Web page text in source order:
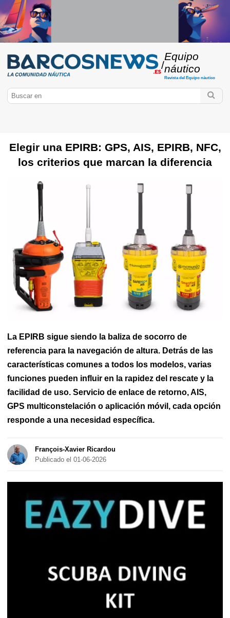
/
Equipo
náutico
Revista del Equipo náutico
BarcosNews.es
Cultura náutica
Electrónica marina
Amarre
Chaleco salvavidas
Vela mayor Aparejos
Lámpara frontal
Seguridad marítima Shipchandler
Elegir una EPIRB: GPS, AIS, EPIRB, NFC,
los criterios que marcan la diferencia
La EPIRB sigue siendo la baliza de socorro de
referencia para la navegación de altura. Detrás de las
características comunes a todos los modelos, varias
funciones pueden influir en la rapidez del rescate y la
facilidad de uso. Servicio de enlace de retorno, AIS,
GPS multiconstelación o aplicación móvil, cada opción
responde a una necesidad específica.
François-Xavier Ricardou
Publicado el 01-06-2026